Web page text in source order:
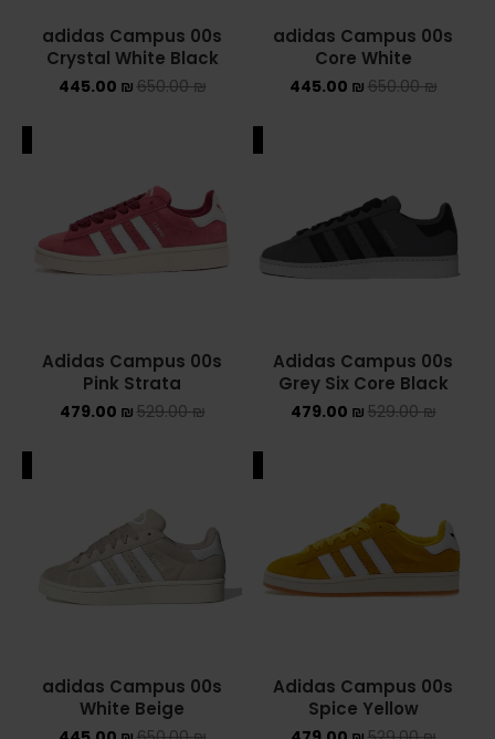
PUMA
PUMA PALERMO
Converse Chuck Taylor All Star
ADIDAS KIDS
NIKE DUNK KIDS
NIKE AIR FORCE 1
NIKE AIR FORCE 1 SHADOW
adidas Campus 00s
Core White
650.00₪
445.00 ₪
adidas Campus 00s
Crystal White Black
650.00₪
445.00 ₪
Adidas Campus 00s
Grey Six Core Black
529.00₪
479.00 ₪
Adidas Campus 00s
Pink Strata
529.00₪
479.00 ₪
Adidas Campus 00s
Spice Yellow
adidas Campus 00s
White Beige